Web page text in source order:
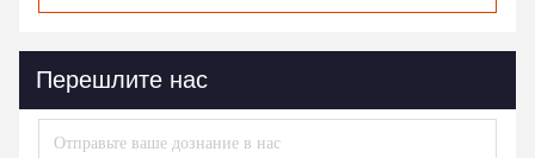
Перешлите нас